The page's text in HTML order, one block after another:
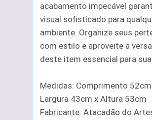
acabamento impecável
visual sofisticado para
ambiente. Organize seus
com estilo e aproveite a
deste item essencial para
Medidas: Comprimento
Largura 43cm x Altura 53cm
Fabricante: Atacadão do